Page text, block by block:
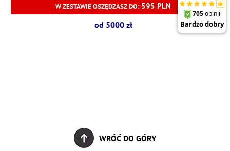
W ZESTAWIE OSZĘDZASZ DO: 595 PLN
od 5000 zł
WRÓĆ DO GÓRY